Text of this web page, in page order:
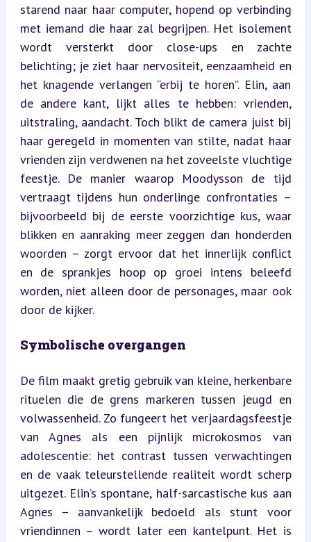
starend naar haar computer, hopend op verbinding
met iemand die haar zal begrijpen. Het isolement
wordt versterkt door close-ups en zachte
belichting; je ziet haar nervositeit, eenzaamheid en
het knagende verlangen “erbij te horen”. Elin, aan
de andere kant, lijkt alles te hebben: vrienden,
uitstraling, aandacht. Toch blikt de camera juist bij
haar geregeld in momenten van stilte, nadat haar
vrienden zijn verdwenen na het zoveelste vluchtige
feestje. De manier waarop Moodysson de tijd
vertraagt tijdens hun onderlinge confrontaties –
bijvoorbeeld bij de eerste voorzichtige kus, waar
blikken en aanraking meer zeggen dan honderden
woorden – zorgt ervoor dat het innerlijk conflict
en de sprankjes hoop op groei intens beleefd
worden, niet alleen door de personages, maar ook
door de kijker.
Symbolische overgangen
De film maakt gretig gebruik van kleine, herkenbare
rituelen die de grens markeren tussen jeugd en
volwassenheid. Zo fungeert het verjaardagsfeestje
van Agnes als een pijnlijk microkosmos van
adolescentie: het contrast tussen verwachtingen
en de vaak teleurstellende realiteit wordt scherp
uitgezet. Elin’s spontane, half-sarcastische kus aan
Agnes – aanvankelijk bedoeld als stunt voor
vriendinnen – wordt later een kantelpunt. Het is